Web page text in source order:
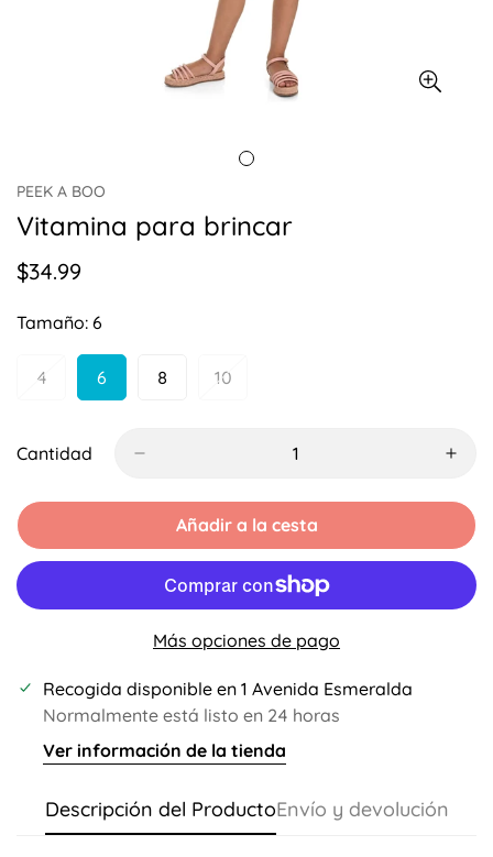
PEEK A BOO
Vitamina para brincar
Precio
$34.99
Tamaño: 6
4Variante
No
6Variante
8Variante
10Variante
Cantidad
Añadir a la cesta
Más opciones de pago
Recogida disponible en 1 Avenida Esmeralda
Normalmente está listo en 24 horas
Ver información de la tienda
Descripción del ProductoEnvío y devolución